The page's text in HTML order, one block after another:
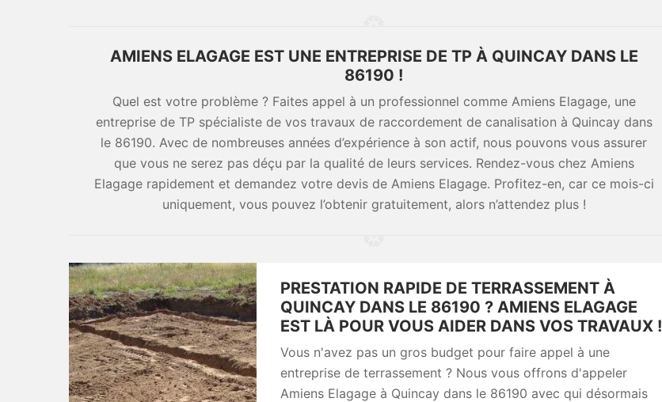
AMIENS ELAGAGE EST UNE ENTREPRISE DE TP À QUINCAY DANS LE
86190 !
Quel est votre problème ? Faites appel à un professionnel comme Amiens Elagage, une
entreprise de TP spécialiste de vos travaux de raccordement de canalisation à Quincay dans
le 86190. Avec de nombreuses années d’expérience à son actif, nous pouvons vous assurer
que vous ne serez pas déçu par la qualité de leurs services. Rendez-vous chez Amiens
Elagage rapidement et demandez votre devis de Amiens Elagage. Profitez-en, car ce mois-ci
uniquement, vous pouvez l’obtenir gratuitement, alors n’attendez plus !
PRESTATION RAPIDE DE TERRASSEMENT À
QUINCAY DANS LE 86190 ? AMIENS ELAGAGE
EST LÀ POUR VOUS AIDER DANS VOS TRAVAUX !
Vous n'avez pas un gros budget pour faire appel à une
entreprise de terrassement ? Nous vous offrons d'appeler
Amiens Elagage à Quincay dans le 86190 avec qui désormais